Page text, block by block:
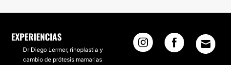
EXPERIENCIAS
Dr Diego Lermer, rinoplastia y
cambio de prótesis mamarias